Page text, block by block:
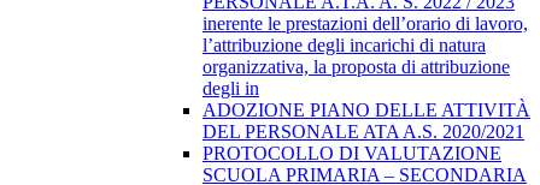
inerente le prestazioni dell’orario di lavoro,
l’attribuzione degli incarichi di natura
organizzativa, la proposta di attribuzione
degli in
ADOZIONE PIANO DELLE ATTIVITÀ
DEL PERSONALE ATA A.S. 2020/2021
PROTOCOLLO DI VALUTAZIONE
SCUOLA PRIMARIA – SECONDARIA